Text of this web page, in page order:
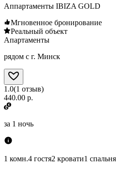
Аппартаменты IBIZA GOLD
Мгновенное бронирование
Реальный объект
Апартаменты
рядом с г. Минск
1.0(1 отзыв)
440.00 р.
за 1 ночь
1 комн.4 гостя2 кровати1 спальня